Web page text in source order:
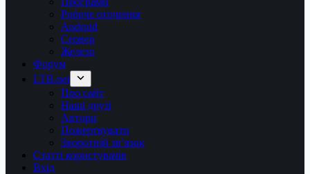
Робоче оточення
Android
Сервер
Железо
Форум
LTB.net
Про сайт
Наші друзі
Автори
Пожертвувати
Зворотній зв’язок
Статті користувачів
Вхід